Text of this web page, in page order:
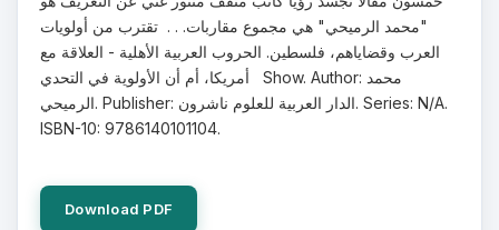
"محمد الرميحي" هي مجموع مقاربات. . . تقترب من أولويات
العرب وقضاياهم، فلسطين. الحروب العربية الأهلية - العلاقة مع
أمريكا، أم أن الأولوية في التحدي Show. Author: محمد
الرميحي. Publisher: الدار العربية للعلوم ناشرون. Series: N/A.
ISBN-10: 9786140101104.
Download PDF